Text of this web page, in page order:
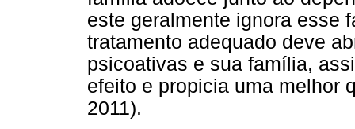
este geralmente ignora esse
tratamento adequado deve
psicoativas e sua família,
efeito e propicia uma melhor
2011).